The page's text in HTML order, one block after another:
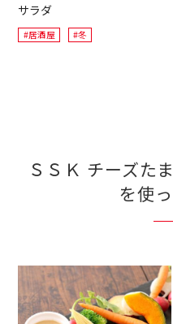
サラダ
#居酒屋 #冬
ＳＳＫ チーズた
を使